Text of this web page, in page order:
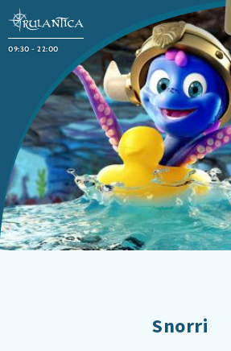
09:30 - 22:00
Snorri